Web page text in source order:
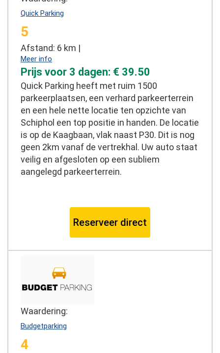
Quick Parking
5
Afstand: 6 km |
Meer info
Prijs voor 3 dagen: € 39.50
Quick Parking heeft met ruim 1500
parkeerplaatsen, een verhard parkeerterrein
en een hele nette locatie ten opzichte van
Schiphol een top positie in handen. De locatie
is op de Kaagbaan, vlak naast P30. Dit is nog
geen 2km vanaf de vertrekhal. Uw auto staat
veilig en afgesloten op een subliem
aangelegd parkeerterrein.
Reserveer direct
Waardering:
Budgetparking
4